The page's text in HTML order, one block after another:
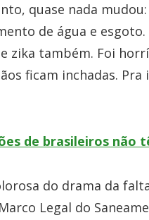
quase nada
de água e
zika também. Foi
ficam inchadas.
de brasileiros não
do drama da
Legal do